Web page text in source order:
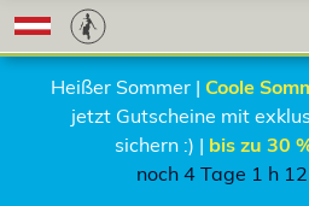
Heißer Sommer | Coole
jetzt Gutscheine mit
sichern :) | bis zu 30
noch 4 Tage 1 h